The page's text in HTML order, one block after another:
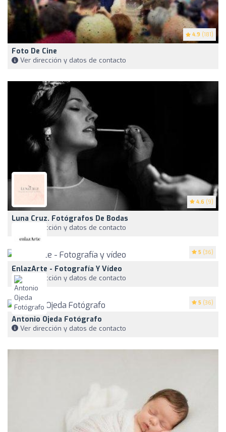
4.9 (181)
Foto De Cine
Ver dirección y datos de contacto
4.6 (9)
Luna Cruz. Fotógrafos De Bodas
Ver dirección y datos de contacto
5 (36)
EnlazArte - Fotografía Y Vídeo
Ver dirección y datos de contacto
5 (36)
Antonio Ojeda Fotógrafo
Ver dirección y datos de contacto